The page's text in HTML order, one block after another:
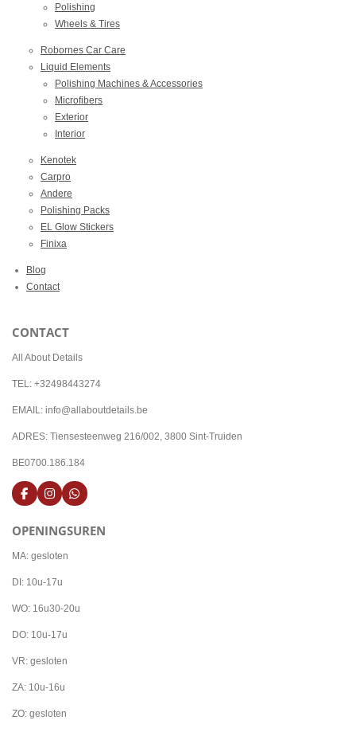
Polishing
Wheels & Tires
Robornes Car Care
Liquid Elements
Polishing Machines & Accessories
Microfibers
Exterior
Interior
Kenotek
Carpro
Andere
Polishing Packs
EL Glow Stickers
Finixa
Blog
Contact
CONTACT
All About Details
TEL: +32498443274
EMAIL: info@allaboutdetails.be
ADRES: Tiensesteenweg 216/002, 3800 Sint-Truiden
BE0700.186.184
F
a
e
o
I
n
g
m
W
h
t
OPENINGSUREN
MA: gesloten
DI: 10u-17u
WO: 16u30-20u
DO: 10u-17u
VR: gesloten
ZA: 10u-16u
ZO: gesloten